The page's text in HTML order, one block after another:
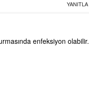
YANITLA
enfeksiyon olabilir.